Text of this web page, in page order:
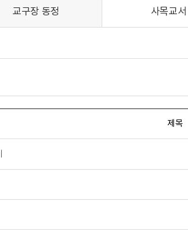
교구장 동정 사목교서
제목